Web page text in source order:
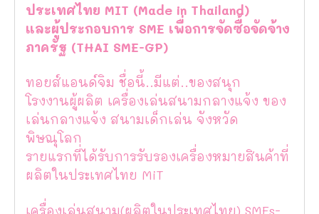
ประเทศไทย MIT (Made in Thailand)
และผู้ประกอบการ SME เพื่อการจัดซื้อจัดจ้าง
ภาครัฐ (THAI SME-GP)
ทอยส์แอนด์จิม ชื่อนี้..มีแต่..ของสนุก
โรงงานผู้ผลิต เครื่องเล่นสนามกลางแจ้ง ของ
เล่นกลางแจ้ง สนามเด็กเล่น จังหวัด
พิษณุโลก
รายแรกที่ได้รับการรับรองเครื่องหมายสินค้าที่
ผลิตในประเทศไทย MiT
เครื่องเล่นสนาม(ผลิตในประเทศไทย) SMEs-